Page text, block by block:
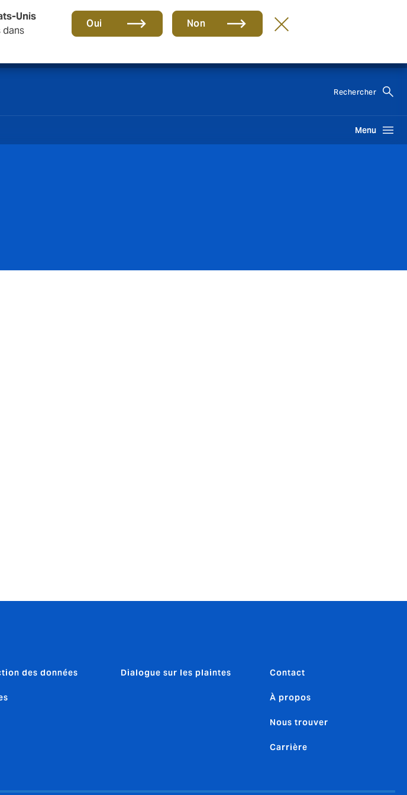
Unis
dans
Oui Non
une nouvelle ère. En savoir plus
Rechercher
Menu
des données Dialogue sur les plaintes Contact
À propos
Nous trouver
Carrière